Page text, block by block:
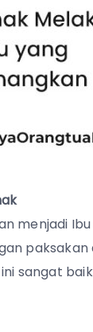
menjadi
sangat